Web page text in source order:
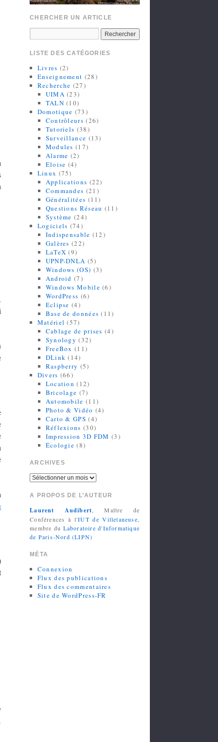
CHERCHER UN ARTICLE
LISTE DES CATÉGORIES
Livres (2)
Enseignement (28)
Recherche (27)
UIMA (23)
TALN (10)
Domotique (73)
Contrôleurs (26)
Tutoriels (38)
Surveillance (13)
Modules (17)
Alarme (2)
Eloise (4)
Linux (75)
Applications (22)
Commandes (21)
Généralitées (11)
Questions Réseau (11)
Système (24)
Logiciels (74)
Indispensable (12)
Galères (22)
LaTeX (9)
UPNP-DNLA (5)
Windows (OS) (3)
Android (7)
Windows Mobile (6)
WordPress (6)
Eclipse (4)
Base de données (11)
Matériel (57)
Cablage de prises (4)
Synology (32)
FreeBox (11)
DLink (14)
Raspberry (5)
Divers (66)
Location (12)
Bricolage (7)
Automobile (11)
Photo & Vidéo (4)
Carto & GPS (4)
Réflexions (30)
Impression 3D FDM (3)
Écologie (8)
ARCHIVES
A PROPOS DE L’AUTEUR
Laurent Audibert , Maître de
Conférences à l'IUT de Villetaneuse
membre du Laboratoire d'Informatique
de Paris-Nord (LIPN)
MÉTA
Connexion
Flux des publications
Flux des commentaires
Site de WordPress-FR